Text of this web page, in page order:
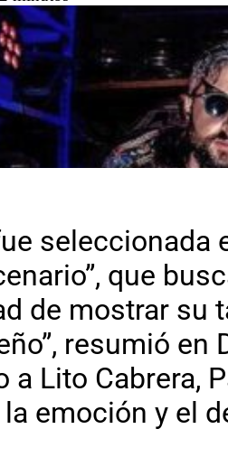
seleccionada
que
de mostrar su
resumió en
a Lito Cabrera,
emoción y el